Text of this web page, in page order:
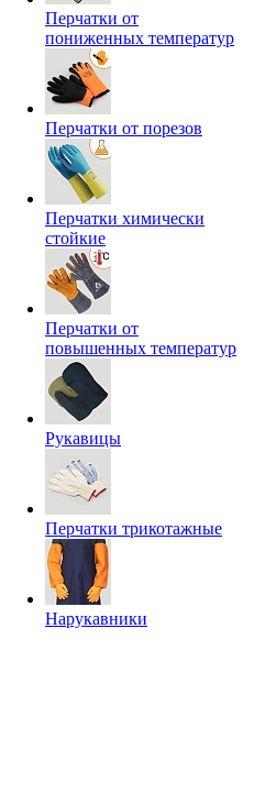
Перчатки от
пониженных температур
Перчатки от порезов
Перчатки химически
стойкие
Перчатки от
повышенных температур
Рукавицы
Перчатки трикотажные
Нарукавники